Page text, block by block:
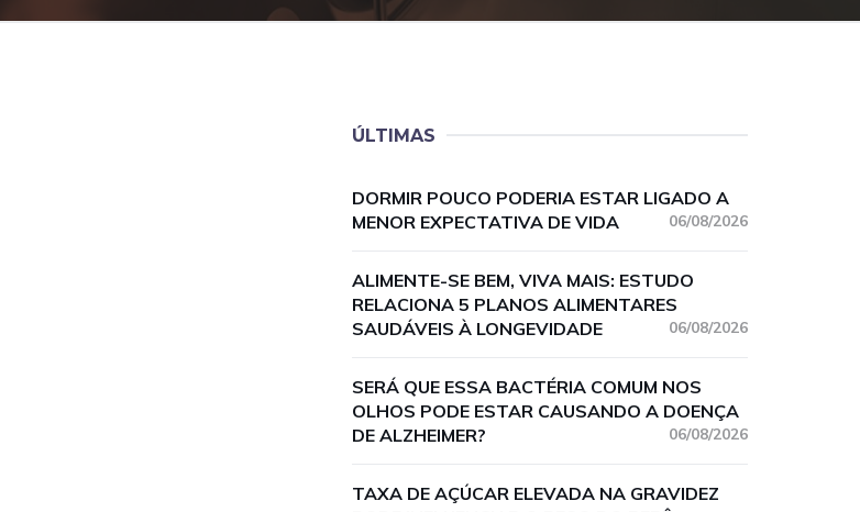
ÚLTIMAS
DORMIR POUCO PODERIA ESTAR LIGADO A
MENOR EXPECTATIVA DE VIDA
06/08/2026
ALIMENTE-SE BEM, VIVA MAIS: ESTUDO
RELACIONA 5 PLANOS ALIMENTARES
SAUDÁVEIS À LONGEVIDADE
06/08/2026
SERÁ QUE ESSA BACTÉRIA COMUM NOS
OLHOS PODE ESTAR CAUSANDO A DOENÇA
DE ALZHEIMER?
06/08/2026
TAXA DE AÇÚCAR ELEVADA NA GRAVIDEZ